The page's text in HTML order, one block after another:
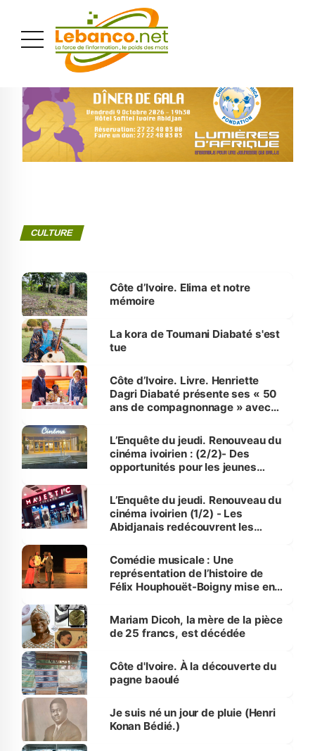
CULTURE
Côte d’Ivoire. Elima et notre
mémoire
La kora de Toumani Diabaté s'est
tue
Côte d’Ivoire. Livre. Henriette
Dagri Diabaté présente ses « 50
ans de compagnonnage » avec
L’Enquête du jeudi. Renouveau du
cinéma ivoirien : (2/2)- Des
opportunités pour les jeunes
7e art
L’Enquête du jeudi. Renouveau du
cinéma ivoirien (1/2) - Les
Abidjanais redécouvrent les
Comédie musicale : Une
représentation de l’histoire de
Félix Houphouët-Boigny mise en
Mariam Dicoh, la mère de la pièce
de 25 francs, est décédée
Côte d'Ivoire. À la découverte du
pagne baoulé
Je suis né un jour de pluie (Henri
Konan Bédié.)